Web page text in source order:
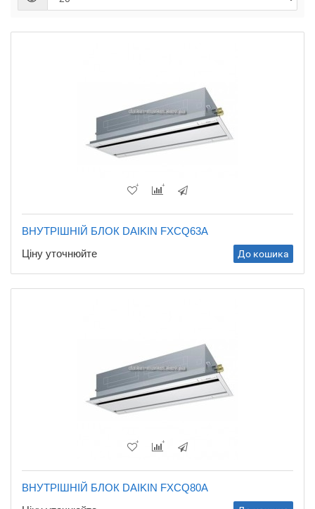
ВНУТРІШНІЙ БЛОК DAIKIN FXCQ63A
Ціну уточнюйте
До кошика
ВНУТРІШНІЙ БЛОК DAIKIN FXCQ80A